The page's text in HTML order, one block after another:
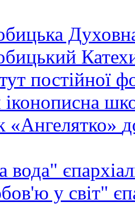
постійної
іконописна
«Ангелятко»
вода"
у світ"